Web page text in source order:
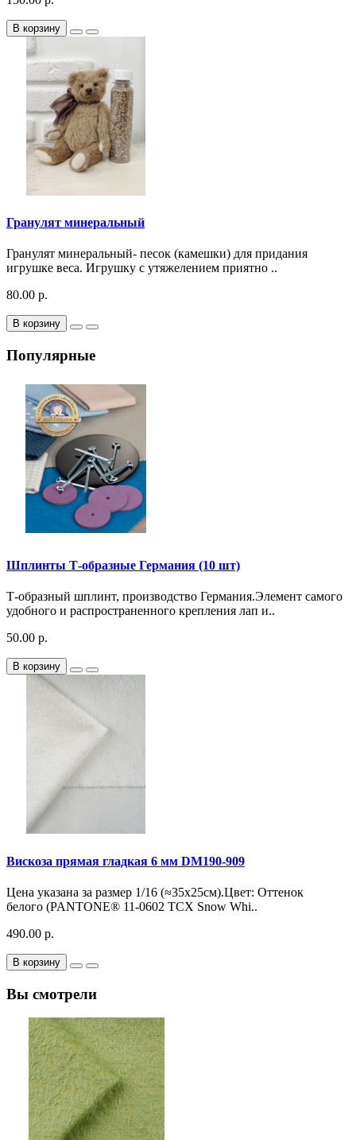
В корзину
Гранулят минеральный
Гранулят минеральный- песок (камешки) для придания
игрушке веса. Игрушку с утяжелением приятно ..
80.00 р.
В корзину
Популярные
Шплинты Т-образные Германия (10 шт)
Т-образный шплинт, производство Германия.Элемент самого
удобного и распространенного крепления лап и..
50.00 р.
В корзину
Вискоза прямая гладкая 6 мм DM190-909
Цена указана за размер 1/16 (≈35х25см).Цвет: Оттенок
белого (PANTONE® 11-0602 TCX Snow Whi..
490.00 р.
В корзину
Вы смотрели